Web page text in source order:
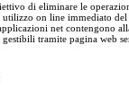
di eliminare le
on line immediato del
net contengono
tramite pagina web